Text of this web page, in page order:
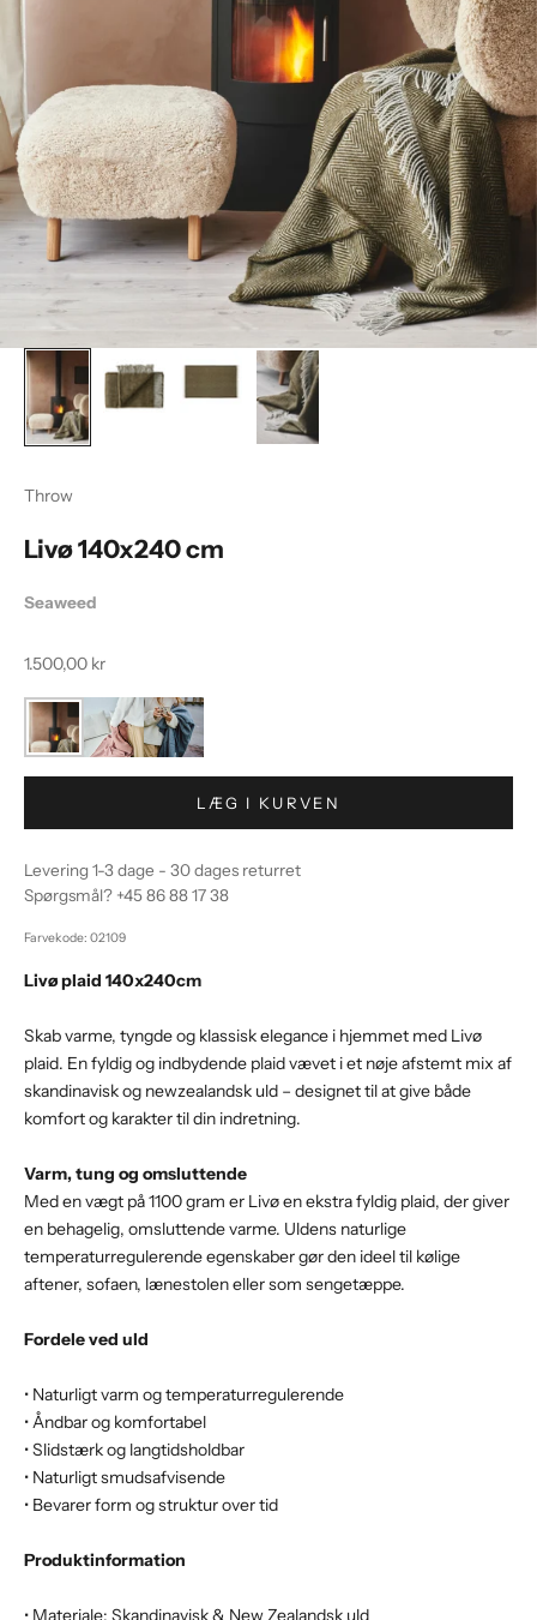
Throw
Livø 140x240 cm
Seaweed
Salgspris
1.500,00 kr
LÆG I KURVEN
Levering 1-3 dage - 30 dages returret
Spørgsmål? +45 86 88 17 38
Farvekode: 02109
Livø plaid 140x240cm
Skab varme, tyngde og klassisk elegance i hjemmet med Livø
plaid. En fyldig og indbydende plaid vævet i et nøje afstemt mix af
skandinavisk og newzealandsk uld – designet til at give både
komfort og karakter til din indretning.
Varm, tung og omsluttende
Med en vægt på 1100 gram er Livø en ekstra fyldig plaid, der giver
en behagelig, omsluttende varme. Uldens naturlige
temperaturregulerende egenskaber gør den ideel til kølige
aftener, sofaen, lænestolen eller som sengetæppe.
Fordele ved uld
• Naturligt varm og temperaturregulerende
• Åndbar og komfortabel
• Slidstærk og langtidsholdbar
• Naturligt smudsafvisende
• Bevarer form og struktur over tid
Produktinformation
• Materiale: Skandinavisk & New Zealandsk uld